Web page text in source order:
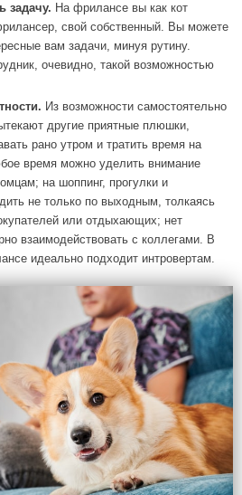
задачу. На фрилансе вы как кот
свой собственный. Вы можете
вам задачи, минуя рутину.
очевидно, такой возможностью
Из возможности самостоятельно
другие приятные плюшки,
рано утром и тратить время на
время можно уделить внимание
на шоппинг, прогулки и
не только по выходным, толкаясь
или отдыхающих; нет
взаимодействовать с коллегами. В
идеально подходит интровертам.